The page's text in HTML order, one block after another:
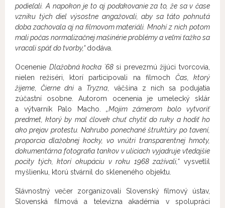
podieľali. A napokon je to aj poďakovanie za to, že sa v čase
vzniku tých diel výsostne angažovali, aby sa táto pohnutá
doba zachovala aj na filmovom materiáli. Mnohí z nich potom
mali počas normalizačnej mašinérie problémy a veľmi ťažko sa
vracali späť do tvorby,“dodáva.
Ocenenie Dlažobná kocka ´68si prevezmú žijúci tvorcovia,
nielen režiséri, ktorí participovali na filmoch Čas, ktorý
žijeme ,Čierne dni a Tryzna , väčšina z nich sa podujatia
zúčastní osobne. Autorom ocenenia je umelecký sklár
a výtvarník Palo Macho.„Mojim zámerom bolo vytvoriť
predmet, ktorý by mal človek chuť chytiť do ruky a hodiť ho
ako prejav protestu. Nahrubo ponechané štruktúry po tavení,
proporcia dlažobnej kocky, vo vnútri transparentnej hmoty,
dokumentárna fotografia tankov v uliciach vyjadruje vtedajšie
pocity tých, ktorí okupáciu v roku 1968 zažívali,“vysvetlil
myšlienku, ktorú stvárnil do skleneného objektu.
Slávnostný večer zorganizovali Slovenský filmový ústav,
Slovenská filmová a televízna akadémia v spolupráci